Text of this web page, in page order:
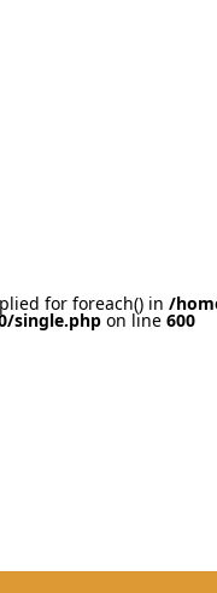
for foreach() in /
single.php on line 600